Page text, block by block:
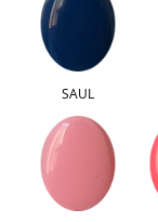
SAUL